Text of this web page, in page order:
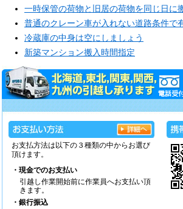
一時保管の荷物と旧居の荷物を同じ日に
普通のクレーン車が入れない道路条件で
冷蔵庫の中身は空にしましょう
新築マンション搬入時間指定
お支払方法は以下の３種類の中からお選び
頂けます。
・現金でのお支払い
引越し作業開始前に作業員へお支払い頂
きます。
・銀行振込